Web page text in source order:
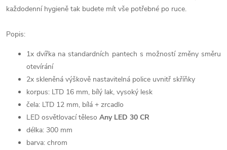
každodenní hygieně tak budete mít vše potřebné po ruce.
Popis:
1x dvířka na standardních pantech s možností změny směru
otevírání
2x skleněná výškově nastavitelná police uvnitř skříňky
korpus: LTD 16 mm, bílý lak, vysoký lesk
čela: LTD 12 mm, bílá + zrcadlo
LED osvětlovací těleso Any LED 30 CR
délka: 300 mm
barva: chrom